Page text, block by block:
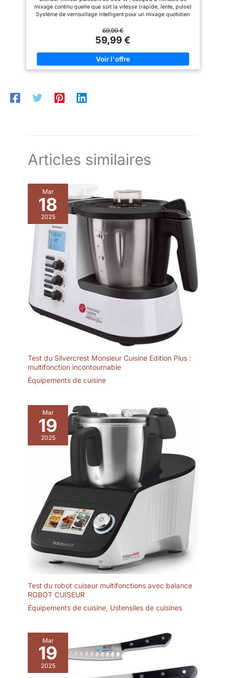
mixage continu quelle que soit la vitesse (rapide, lente, pulse)
Système de verrouillage intelligent pour un mixage quotidien
refroidissement par air du moteur Bol en verre de 1.75 L
résistant aux chocs thermiques (jusqu'à 80°C) Réparabilité 15
ans : engagement de réparabilité 15 ans au juste prix grâce à
notre réseau de 6200 réparateurs dans le monde, pour
contribuer à la protection de l'environnement et à la réduction
des déchets Fonction glace pilée efficace sans risque de
une facilité d'utilisation
69,99 €
59,99 €
Articles similaires
Mar
18
2025
Test du Silvercrest Monsieur Cuisine Edition Plus :
multifonction incontournable
Équipements de cuisine
Mar
19
2025
Test du robot cuiseur multifonctions avec balance
ROBOT CUISEUR
Équipements de cuisine, Ustensiles de cuisines
Mar
19
2025